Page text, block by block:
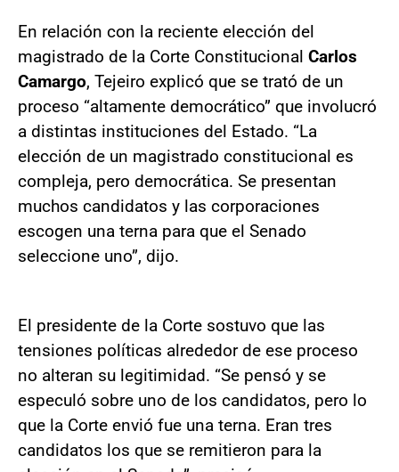
En relación con la reciente elección del
magistrado de la Corte Constitucional Carlos
Camargo, Tejeiro explicó que se trató de un
proceso “altamente democrático” que involucró
a distintas instituciones del Estado. “La
elección de un magistrado constitucional es
compleja, pero democrática. Se presentan
muchos candidatos y las corporaciones
escogen una terna para que el Senado
seleccione uno”, dijo.
El presidente de la Corte sostuvo que las
tensiones políticas alrededor de ese proceso
no alteran su legitimidad. “Se pensó y se
especuló sobre uno de los candidatos, pero lo
que la Corte envió fue una terna. Eran tres
candidatos los que se remitieron para la